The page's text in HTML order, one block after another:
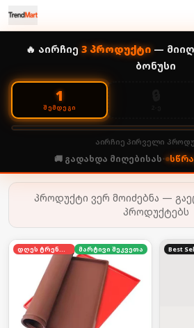
🔥 აირჩიე 3პროდუქტი—
ბონუსი
1
ᲨᲔᲛᲓᲔᲒᲘ
აირჩიე პირველი
🚚 გადახდა მიღებისას•
პროდუქტი ვერ მოიძებნა —
პროდუქტებს
დღეს ტრენდში მარტივი შეკვეთა